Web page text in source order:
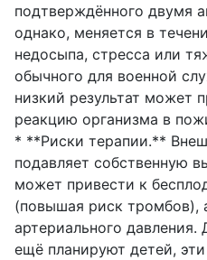
подтверждённого двумя
однако, меняется в
недосыпа, стресса или
обычного для военной
низкий результат может
реакцию организма в
* **Риски терапии.**
подавляет собственную
может привести к
(повышая риск
артериального
ещё планируют детей,